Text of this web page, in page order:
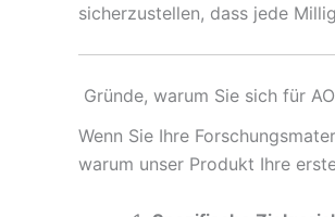
sicherzustellen, dass jede
Gründe, warum Sie sich für
Wenn Sie Ihre
warum unser Produkt Ihre